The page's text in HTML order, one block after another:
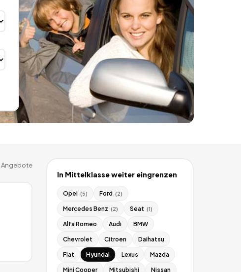
Angebote
In Mittelklasseweiter eingrenzen
Opel (5) Ford (2)
Mercedes Benz (2) Seat (1)
Alfa Romeo Audi BMW
Chevrolet Citroen Daihatsu
Fiat Hyundai Lexus Mazda
Mini Cooper Mitsubishi Nissan